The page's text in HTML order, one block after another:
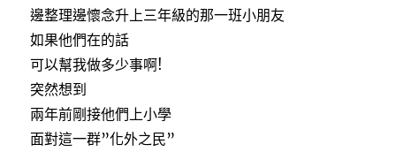
邊整理邊懷念升上三年級的那一班小朋友
如果他們在的話
可以幫我做多少事啊!
突然想到
兩年前剛接他們上小學
面對這一群”化外之民”